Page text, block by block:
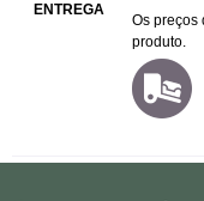
ENTREGA
Os preços
produto.